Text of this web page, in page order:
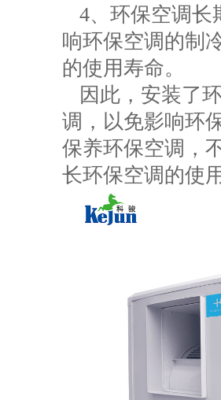
4、环保空调长
响环保空调的制
的使用寿命。
因此，安装了
调，以免影响环
保养环保空调，
长环保空调的使